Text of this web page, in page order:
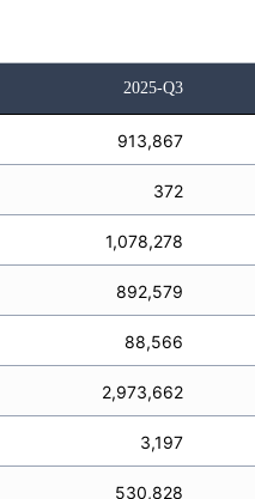
2025-Q3
913,867
372
1,078,278
892,579
88,566
2,973,662
3,197
530,828